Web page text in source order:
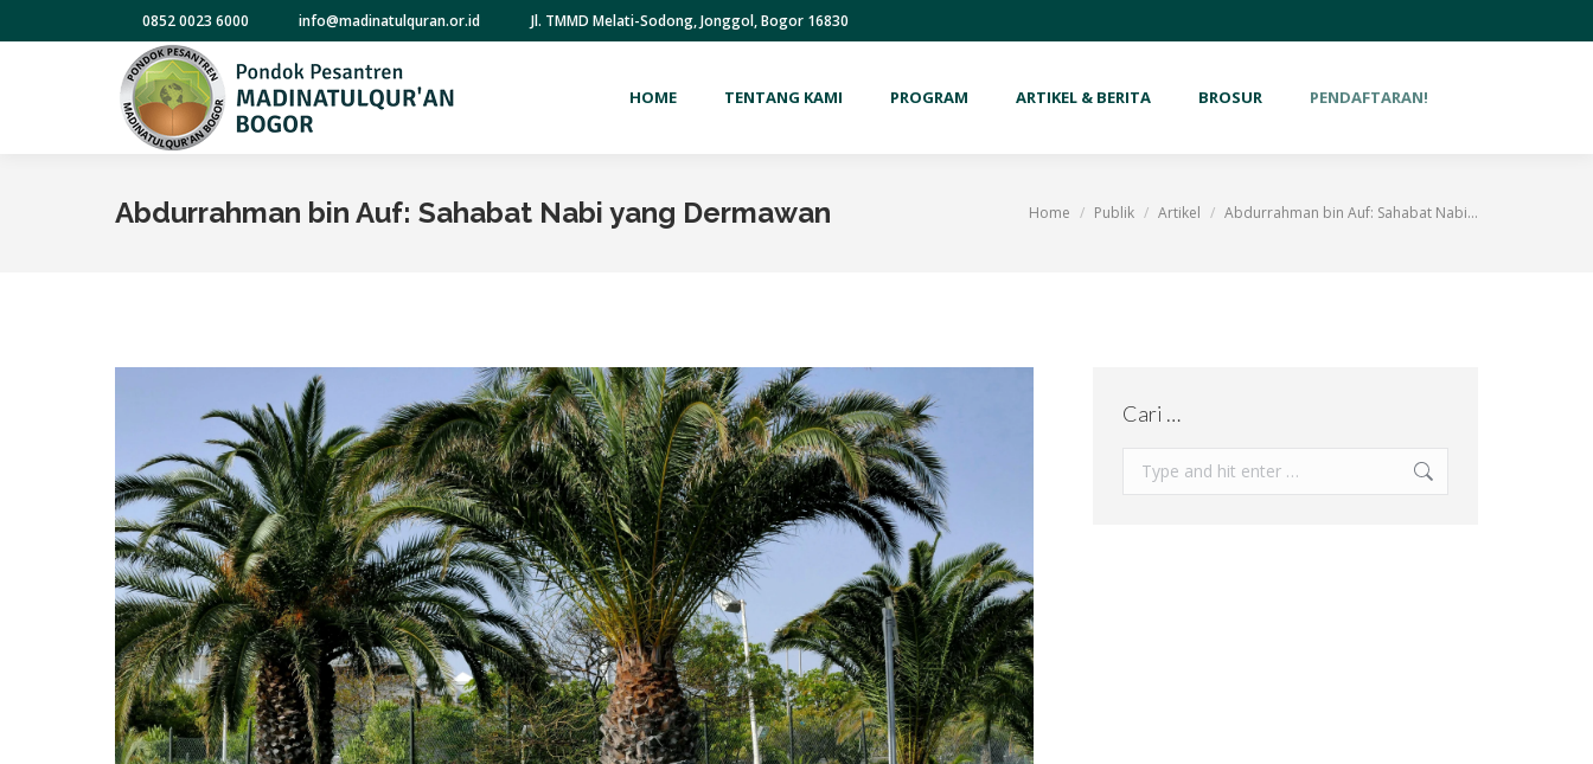
0852 0023 6000 info@madinatulquran.or.id Jl. TMMD Melati-Sodong, Jonggol, Bogor 16830
HOME TENTANG KAMI PROGRAM ARTIKEL & BERITA BROSUR PENDAFTARAN!
Abdurrahman bin Auf: Sahabat Nabi yang Dermawan You are here:
Home Publik Artikel Abdurrahman bin Auf: Sahabat Nabi…
Cari …